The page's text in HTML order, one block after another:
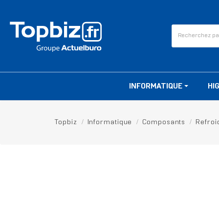
INFORMATIQUE
Topbiz Informatique Composants